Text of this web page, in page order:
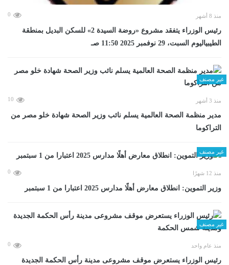
منذ 8 أشهر 0
رئيس الوزراء يتفقد مشروع «روضة السيدة 2» للسكن البديل بمنطقة
الطيبياليوم السبت، 29 نوفمبر 2025 11:50 صـ
غير مصنف
منذ 3 أشهر 10
مدير منظمة الصحة العالمية يسلم نائب وزير الصحة شهادة خلو مصر من
التراكوما
غير مصنف
منذ 12 شهرًا 0
وزير التموين: انطلاق معارض أهلًا مدارس 2025 اعتبارا من 1 سبتمبر
غير مصنف
منذ عام واحد 0
رئيس الوزراء يستعرض موقف مشروعى مدينة رأس الحكمة الجديدة